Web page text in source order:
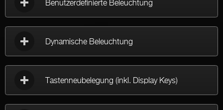
Benutzerdefinierte Beleuchtung
Dynamische Beleuchtung
Tastenneubelegung (inkl. Display Keys)